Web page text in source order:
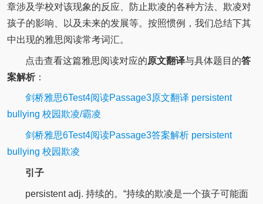
章涉及学校对该现象的反应、防止欺凌的各种方法、欺凌对
孩子的影响、以及未来的发展等。按照惯例，我们总结下其
中出现的雅思阅读常考词汇。
点击查看这篇雅思阅读对应的原文翻译与具体题目的答
案解析：
剑桥雅思6Test4阅读Passage3原文翻译 persistent
bullying 校园欺凌/霸凌
剑桥雅思6Test4阅读Passage3答案解析 persistent
bullying 校园欺凌
引子
persistent adj. 持续的。“持续的欺凌是一个孩子可能面